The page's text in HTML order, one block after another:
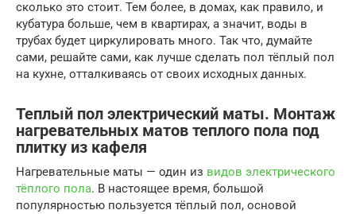
сколько это стоит. Тем более, в домах, как правило, и
кубатура больше, чем в квартирах, а значит, воды в
трубах будет циркулировать много. Так что, думайте
сами, решайте сами, как лучше сделать пол тёплый пол
на кухне, отталкиваясь от своих исходных данных.
Теплый пол электрический маты. Монтаж
нагревательных матов теплого пола под
плитку из кафеля
Нагревательные маты — один из видов электрического
тёплого пола. В настоящее время, большой
популярностью пользуется тёплый пол, основой